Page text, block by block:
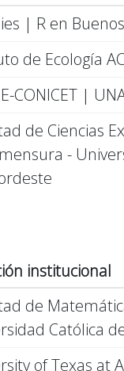
| R en
de Ecología
CONICET |
de Ciencias
-
institucional
de
Católica
of Texas at